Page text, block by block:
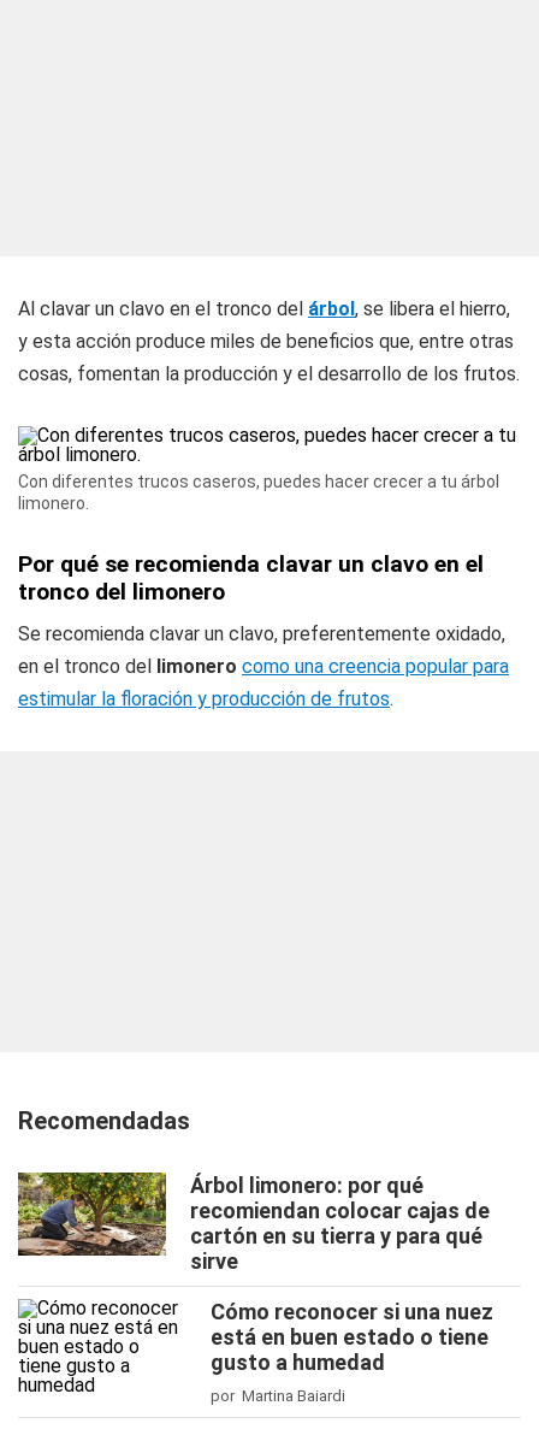
Al clavar un clavo en el tronco del árbol, se libera el hierro,
y esta acción produce miles de beneficios que, entre otras
cosas, fomentan la producción y el desarrollo de los frutos.
Con diferentes trucos caseros, puedes hacer crecer a tu árbol
limonero.
Por qué se recomienda clavar un clavo en el
tronco del limonero
Se recomienda clavar un clavo, preferentemente oxidado,
en el tronco del limonero como una creencia popular para
estimular la floración y producción de frutos.
Recomendadas
Árbol limonero: por qué
recomiendan colocar cajas de
cartón en su tierra y para qué
sirve
Cómo reconocer si una nuez
está en buen estado o tiene
gusto a humedad
por Martina Baiardi